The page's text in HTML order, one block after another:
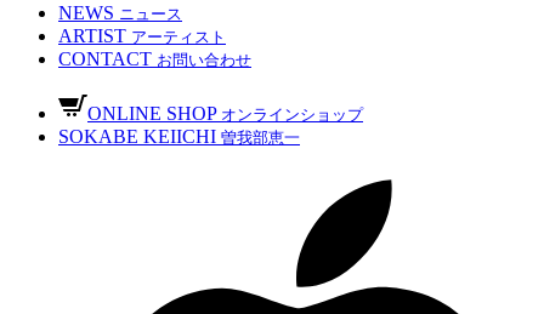
NEWS ニュース
ARTIST アーティスト
CONTACT お問い合わせ
ONLINE SHOP オンラインショップ
SOKABE KEIICHI 曽我部恵一